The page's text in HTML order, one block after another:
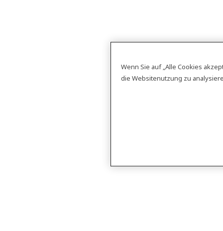
Wenn Sie auf „Alle Cookies
die Websitenutzung zu